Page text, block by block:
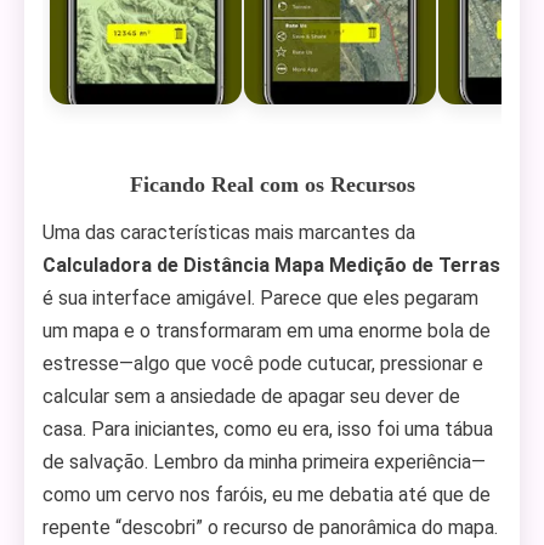
Ficando Real com os Recursos
Uma das características mais marcantes da
Calculadora de Distância Mapa Medição de Terras
é sua interface amigável. Parece que eles pegaram
um mapa e o transformaram em uma enorme bola de
estresse—algo que você pode cutucar, pressionar e
calcular sem a ansiedade de apagar seu dever de
casa. Para iniciantes, como eu era, isso foi uma tábua
de salvação. Lembro da minha primeira experiência—
como um cervo nos faróis, eu me debatia até que de
repente “descobri” o recurso de panorâmica do mapa.